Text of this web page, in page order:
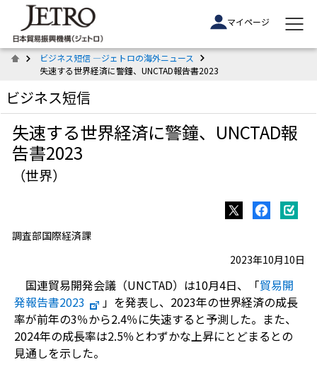
マイページ
ビジネス短信 ―ジェトロの海外ニュース
失速する世界経済に警鐘、UNCTAD報告書2023
ビジネス短信
失速する世界経済に警鐘、UNCTAD報
告書2023
（世界）
調査部国際経済課
2023年10月10日
国連貿易開発会議（UNCTAD）は10月4日、「貿易開
発報告書2023
」を発表し、2023年の世界経済の成長
率が前年の3％から2.4％に失速すると予測した。また、
2024年の成長率は2.5％とわずかな上昇にとどまるとの
見通しを示した。